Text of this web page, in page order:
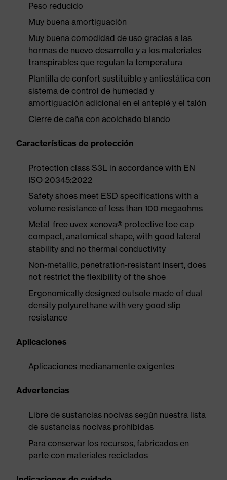
Peso reducido
Muy buena amortiguación
Muy buena comodidad de uso gracias a las
hormas de nuevo desarrollo y a los materiales
transpirables que regulan la temperatura
Plantilla de confort sustituible y antiestática con
sistema de control de humedad y
amortiguación adicional en el antepié y el talón
Cierre de caña con acolchado blando
Características de protección
Protection class S3L in accordance with EN
ISO 20345:2022
Safety shoes meet ESD specifications with a
volume resistance of less than 100 megaohms
Metal-free uvex xenova® protective toe cap —
compact, anatomical shape, with good lateral
stability and no thermal conductivity
Non-metallic, penetration-resistant insert, does
not restrict the flexibility of the shoe
Ergonomically designed outsole made of dual
density polyurethane with very good slip
resistance
Aplicaciones
Aplicaciones medianamente exigentes
Advertencias
Libre de sustancias nocivas según nuestra lista
de sustancias nocivas prohibidas
Para conservar los recursos, fabricados en
parte con materiales reciclados